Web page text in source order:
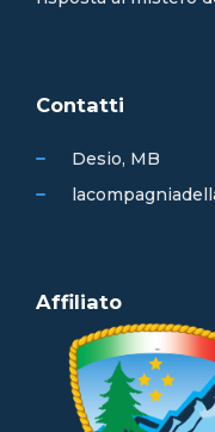
Contatti
Desio, MB
Affiliato